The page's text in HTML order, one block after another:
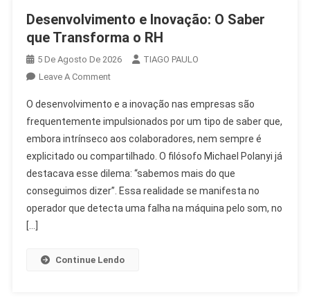
Desenvolvimento e Inovação: O Saber
que Transforma o RH
5 De Agosto De 2026
TIAGO PAULO
Leave A CommentOn
E
Inovação:
O
Saber
Que
Transforma
O
O desenvolvimento e a inovação nas empresas são
frequentemente impulsionados por um tipo de saber que,
embora intrínseco aos colaboradores, nem sempre é
explicitado ou compartilhado. O filósofo Michael Polanyi já
destacava esse dilema: “sabemos mais do que
conseguimos dizer”. Essa realidade se manifesta no
operador que detecta uma falha na máquina pelo som, no
[…]
Continue Lendo